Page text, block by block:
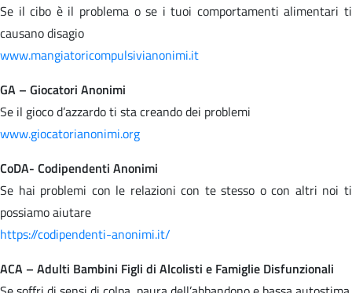
Se il cibo è il problema o se i tuoi comportamenti alimentari ti
causano disagio
www.mangiatoricompulsivianonimi.it
GA – Giocatori Anonimi
Se il gioco d’azzardo ti sta creando dei problemi
www.giocatorianonimi.org
CoDA- Codipendenti Anonimi
Se hai problemi con le relazioni con te stesso o con altri noi ti
possiamo aiutare
https://codipendenti-anonimi.it/
ACA – Adulti Bambini Figli di Alcolisti e Famiglie Disfunzionali